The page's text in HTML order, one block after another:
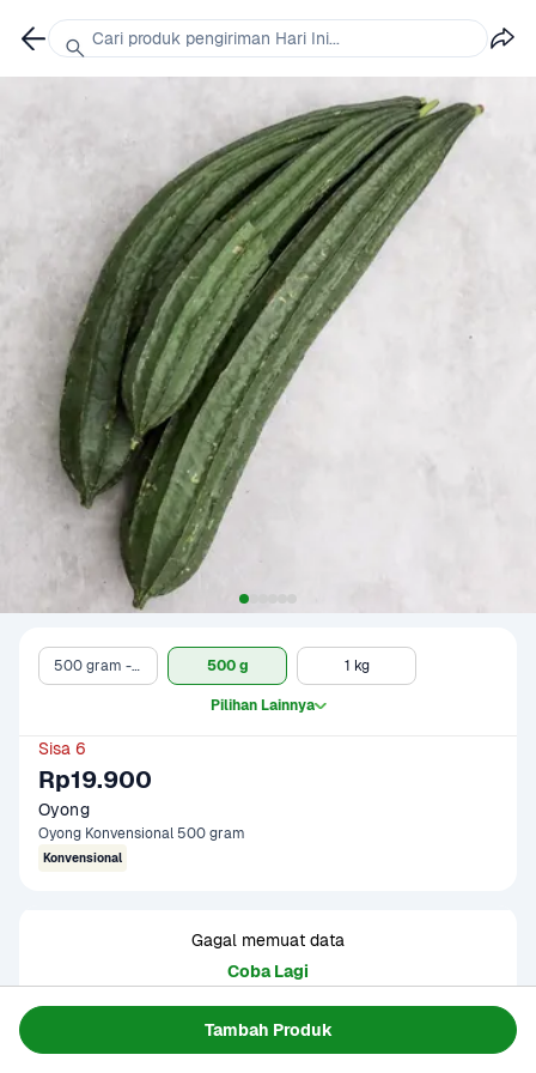
Tambah Produk
500 gram - Clearance Sale 500 g 1 kg
Pilihan Lainnya
Sisa 6
Rp19.900
Oyong
Oyong Konvensional 500 gram
Konvensional
Gagal memuat data
Coba Lagi
Informasi Produk
Cari produk pengiriman Hari Ini...